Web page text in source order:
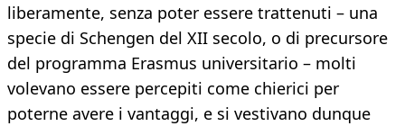
liberamente, senza poter essere trattenuti – una
specie di Schengen del XII secolo, o di precursore
del programma Erasmus universitario – molti
volevano essere percepiti come chierici per
poterne avere i vantaggi, e si vestivano dunque